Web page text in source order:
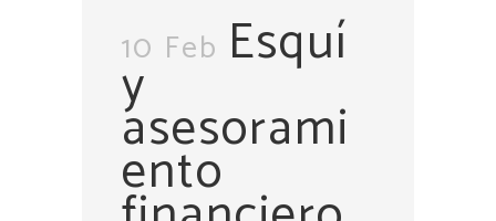
10 Feb Esquí
y
asesorami
ento